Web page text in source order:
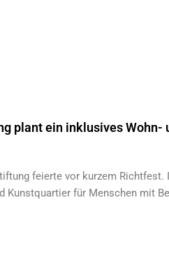
plant ein inklusives Wohn-
feierte vor kurzem
Kunstquartier für Menschen mit